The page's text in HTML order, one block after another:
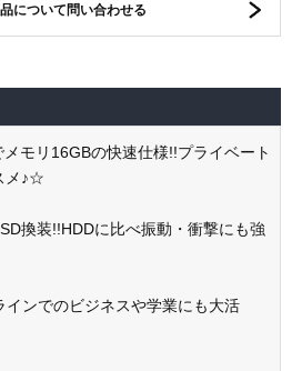
について問い合わせる
モリ16GBの快速仕様!!プライベート
メ♪☆
換装!!HDDに比べ振動・衝撃にも強
ンでのビジネスや学業にも大活